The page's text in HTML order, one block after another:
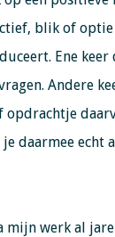
blik of
Ene keer
Andere
opdrachtje
daarmee echt
mijn werk al